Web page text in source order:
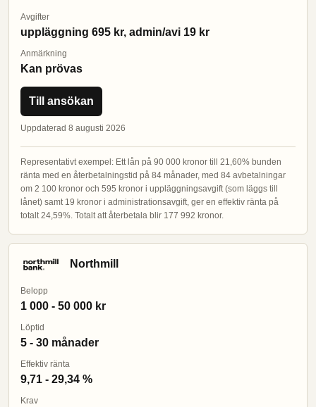
Avgifter
uppläggning 695 kr, admin/avi 19 kr
Anmärkning
Kan prövas
Till ansökan
Uppdaterad 8 augusti 2026
Representativt exempel: Ett lån på 90 000 kronor till 21,60% bunden
ränta med en återbetalningstid på 84 månader, med 84 avbetalningar
om 2 100 kronor och 595 kronor i uppläggningsavgift (som läggs till
lånet) samt 19 kronor i administrationsavgift, ger en effektiv ränta på
totalt 24,59%. Totalt att återbetala blir 177 992 kronor.
Northmill
Belopp
1 000 - 50 000 kr
Löptid
5 - 30 månader
Effektiv ränta
9,71 - 29,34 %
Krav